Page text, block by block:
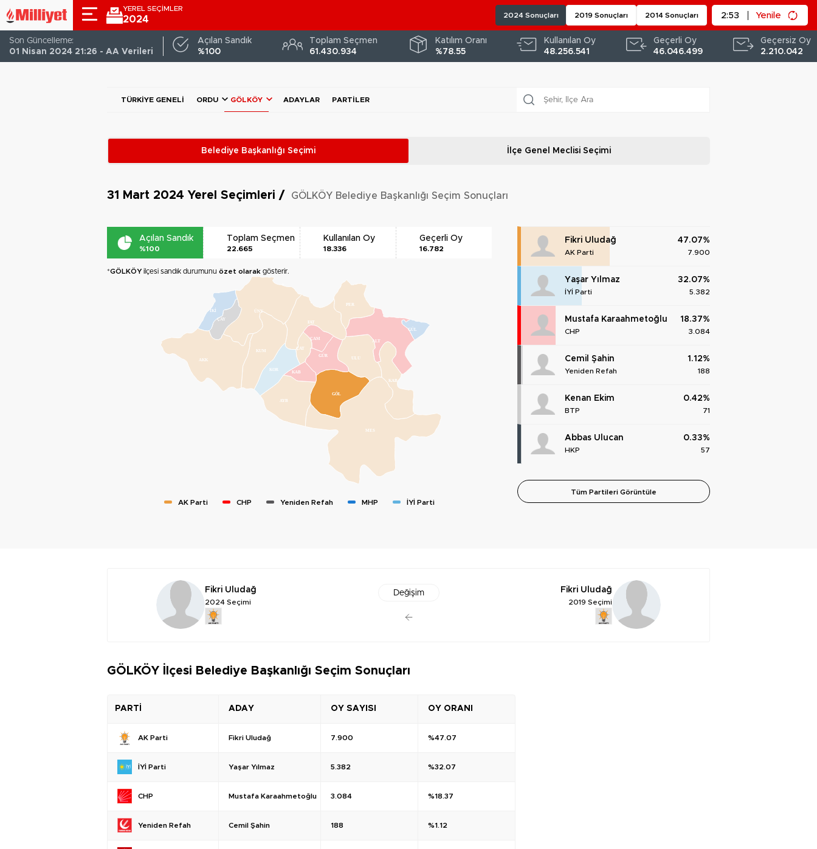
YEREL SEÇİMLER
2024 2024 Sonuçları 2019 Sonuçları 2014 Sonuçları 2:52 Yenile
Son Güncelleme:
01 Nisan 2024 21:26 - AA Verileri
Açılan Sandık
%100
Toplam Seçmen
61.430.934
Katılım Oranı
%78.55
Kullanılan Oy
48.256.541
Geçerli Oy
46.046.499
Geçersiz Oy
2.210.042
TÜRKIYE GENELI ORDU GÖLKÖY ADAYLAR PARTILER
Belediye Başkanlığı Seçimi İlçe Genel MeclisiSeçimi
31 Mart 2024 Yerel Seçimleri / GÖLKÖY Belediye Başkanlığı Seçim Sonuçları
Açılan Sandık
%100
Toplam Seçmen
22.665
Kullanılan Oy
18.336
Geçerli Oy
16.782
*GÖLKÖYilçesi sandık durumunu özet olarak gösterir.
AYB
FAT
GÖL
KAB
ÇAY
ÜNY
KOR
GÜL
İKİ
MES
ULU
ALT
KUM
ÇAM
GÜR
KAB
ÇAT
AKK
PER
AK Parti CHP Yeniden Refah MHP İYİ Parti
Fikri Uludağ
AK Parti
47.07%
7.900
Yaşar Yılmaz
İYİ Parti
32.07%
5.382
Mustafa Karaahmetoğlu
CHP
18.37%
3.084
Cemil Şahin
Yeniden Refah
1.12%
188
Kenan Ekim
BTP
0.42%
71
Abbas Ulucan
HKP
0.33%
57
Tüm Partileri Görüntüle
Fikri Uludağ
2024 Seçimi
Değişim Fikri Uludağ
2019 Seçimi
GÖLKÖY İlçesi Belediye Başkanlığı Seçim Sonuçları
PARTİ ADAY OY SAYISI OY ORANI
AK Parti Fikri Uludağ 7.900 %47.07
İYİ Parti Yaşar Yılmaz 5.382 %32.07
CHP Mustafa Karaahmetoğlu 3.084 %18.37
Yeniden Refah Cemil Şahin 188 %1.12